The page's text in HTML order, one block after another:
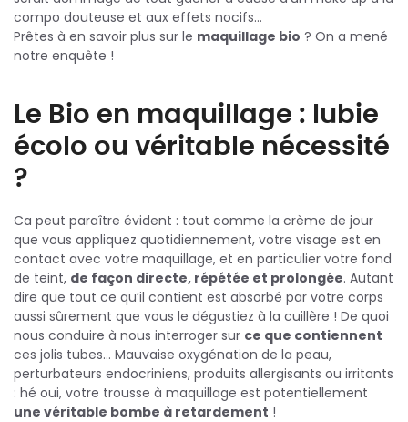
compo douteuse et aux effets nocifs…
Prêtes à en savoir plus sur le maquillage bio ? On a mené
notre enquête !
Le Bio en maquillage : lubie
écolo ou véritable nécessité
?
Ca peut paraître évident : tout comme la crème de jour
que vous appliquez quotidiennement, votre visage est en
contact avec votre maquillage, et en particulier votre fond
de teint, de façon directe, répétée et prolongée. Autant
dire que tout ce qu’il contient est absorbé par votre corps
aussi sûrement que vous le dégustiez à la cuillère ! De quoi
nous conduire à nous interroger sur ce que contiennent
ces jolis tubes… Mauvaise oxygénation de la peau,
perturbateurs endocriniens, produits allergisants ou irritants
: hé oui, votre trousse à maquillage est potentiellement
une véritable bombe à retardement !